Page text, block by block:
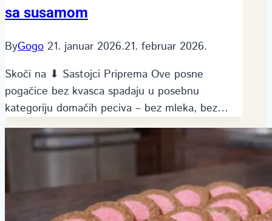
sa susamom
ByGogo 21. januar 2026.21. februar 2026.
Skoči na ⬇ Sastojci Priprema Ove posne
pogačice bez kvasca spadaju u posebnu
kategoriju domaćih peciva – bez mleka, bez…